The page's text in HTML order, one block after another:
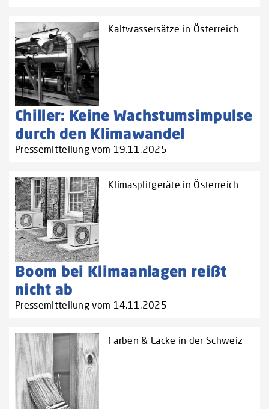
Kaltwassersätze in Österreich
Chiller: Keine Wachstumsimpulse
durch den Klimawandel
Pressemitteilung vom 19.11.2025
Klimasplitgeräte in Österreich
Boom bei Klimaanlagen reißt
nicht ab
Pressemitteilung vom 14.11.2025
Farben & Lacke in der Schweiz